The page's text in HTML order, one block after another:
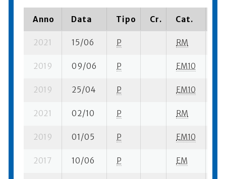
Anno Data Tipo Cr. Cat.
2021 15/06 P RM
2019 09/06 P EM10
2019 25/04 P EM10
2021 02/10 P RM
2019 01/05 P EM10
2017 10/06 P EM